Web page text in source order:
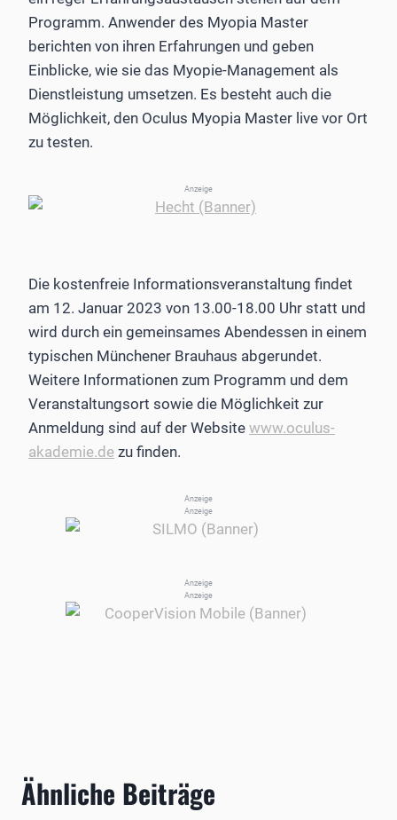
Programm. Anwender des Myopia Master
berichten von ihren Erfahrungen und geben
Einblicke, wie sie das Myopie-Management als
Dienstleistung umsetzen. Es besteht auch die
Möglichkeit, den Oculus Myopia Master live vor Ort
zu testen.
Anzeige
Die kostenfreie Informationsveranstaltung findet
am 12. Januar 2023 von 13.00-18.00 Uhr statt und
wird durch ein gemeinsames Abendessen in einem
typischen Münchener Brauhaus abgerundet.
Weitere Informationen zum Programm und dem
Veranstaltungsort sowie die Möglichkeit zur
Anmeldung sind auf der Website www.oculus-
akademie.de zu finden.
Anzeige
Anzeige
Anzeige
Anzeige
Ähnliche Beiträge